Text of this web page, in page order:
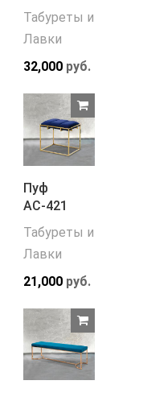
Табуреты и
Лавки
32,000руб.
Пуф
АС-421
Табуреты и
Лавки
21,000руб.